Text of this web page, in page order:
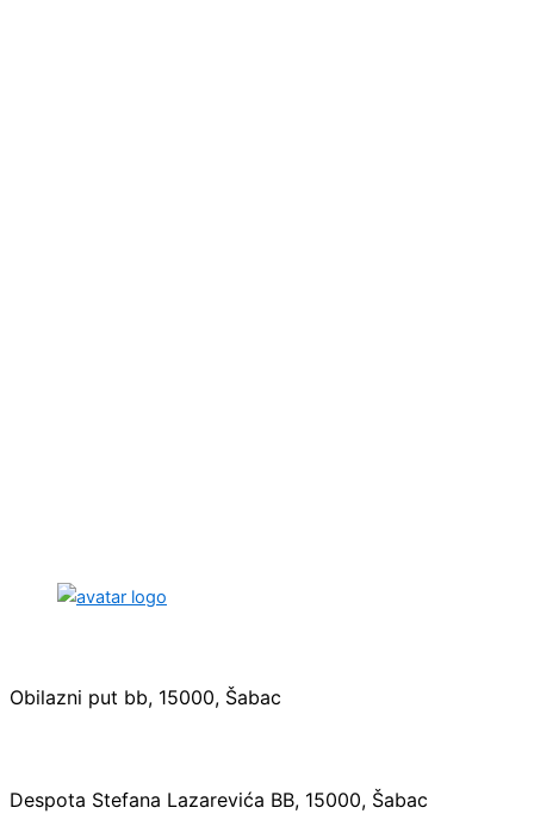
Obilazni put bb, 15000, Šabac
Despota Stefana Lazarevića BB, 15000, Šabac